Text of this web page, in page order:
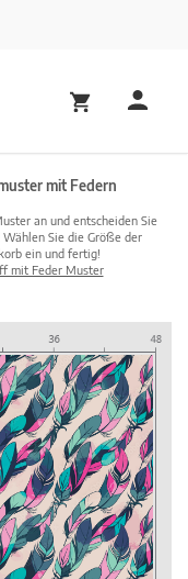
mit Federn
an und entscheiden Sie
Wählen Sie die Größe der
ein und fertig!
mit Feder Muster